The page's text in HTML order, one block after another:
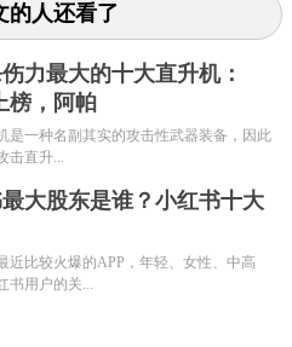
条重73公斤左右，近184公
堪称为这类物种创下世界
尼泊尔男孩在大卡利河中
水下，他再也没能浮上水
的人还看了
力最大的十大直升机：
榜，阿帕
是一种名副其实的攻击性武器装备，因此
击直升...
大股东是谁？小红书十大
近比较火爆的APP，年轻、女性、中高
书用户的关...